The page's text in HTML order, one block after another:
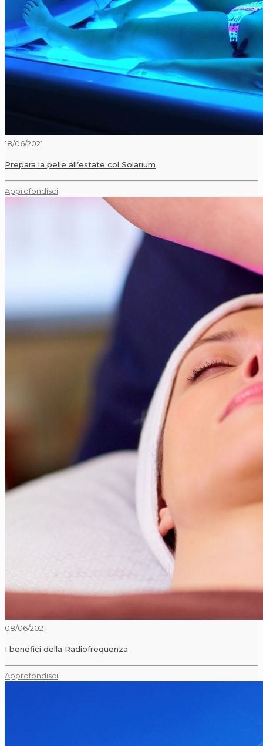
18/06/2021
Prepara la pelle all’estate col Solarium
Approfondisci
08/06/2021
I benefici della Radiofrequenza
Approfondisci